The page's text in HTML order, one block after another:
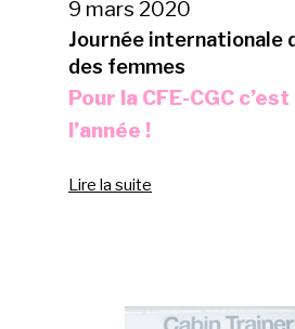
9 mars 2020
Journée internationale
des femmes
Pour la CFE-CGC
l’année !
Lire la suite